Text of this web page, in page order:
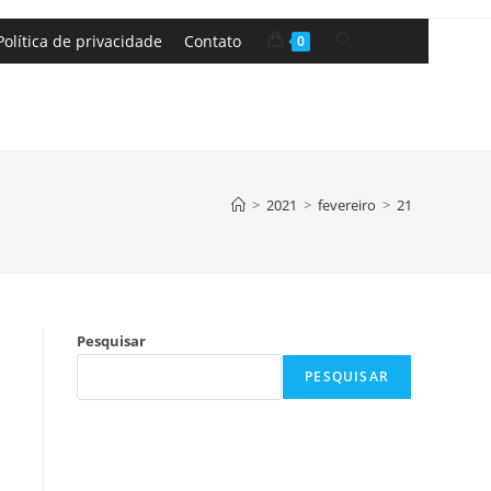
de privacidade Contato 0
> 2021 > fevereiro > 21
Pesquisar
PESQUISAR